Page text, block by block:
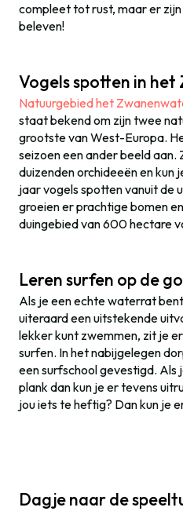
compleet tot rust, maar er
beleven!
Vogels spotten in
Natuurgebied het
staat bekend om zijn twee
grootste van West-Europa.
seizoen een ander beeld aan.
duizenden orchideeën en kun
jaar vogels spotten vanuit de
groeien er prachtige bomen
duingebied van 600 hectare
Leren surfen op de
Als je een echte waterrat
uiteraard een uitstekende
lekker kunt zwemmen, zit je
surfen. In het nabijgelegen
een surfschool gevestigd. Als
plank dan kun je er tevens
jou iets te heftig? Dan kun je
Dagje naar de